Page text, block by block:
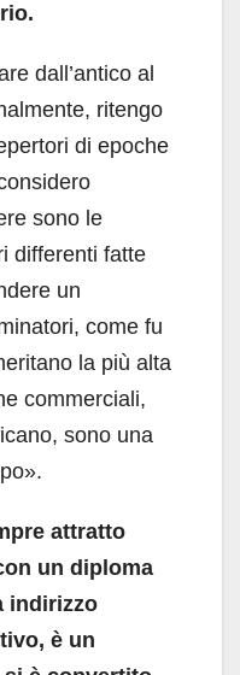
dall’antico al
ritengo
di epoche
sono le
differenti fatte
un
come fu
la più alta
commerciali,
sono una
attratto
un diploma
indirizzo
è un